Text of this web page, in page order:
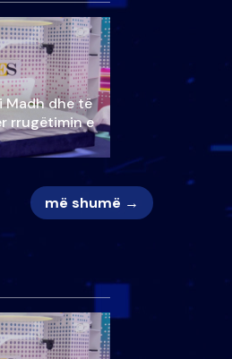
Madh dhe të
rrugëtimin e
më shumë →